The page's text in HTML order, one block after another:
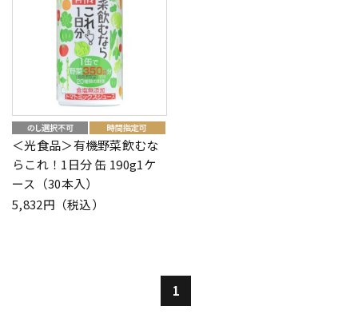
＜光食品＞有機野菜飲むな
らこれ！1日分 缶 190g1ケ
ース（30本入）
5,832円（税込）
1